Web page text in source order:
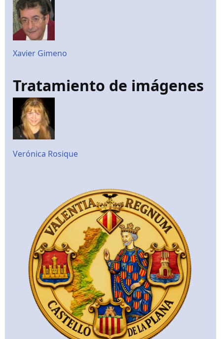
Xavier Gimeno
Tratamiento de imágenes
Verónica Rosique